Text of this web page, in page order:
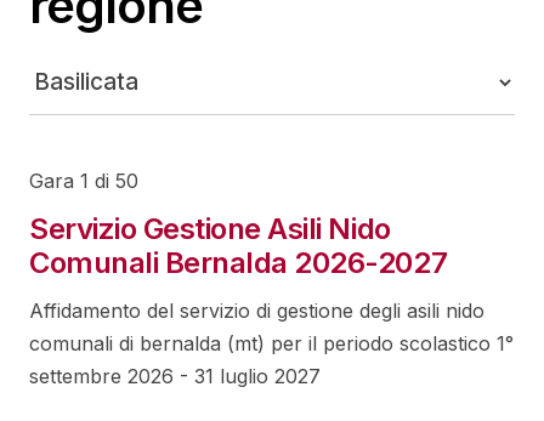
Gara 1 di 50
Servizio Gestione Asili Nido
Comunali Bernalda 2026-2027
Affidamento del servizio di gestione degli asili nido
comunali di bernalda (mt) per il periodo scolastico 1°
settembre 2026 - 31 luglio 2027